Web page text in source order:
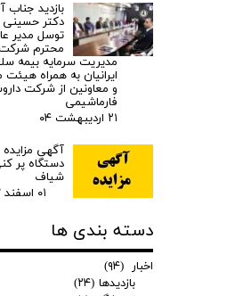
بازدید جناب
دکتر حسینی
توسل مدیر
محترم
مدیریت سرمایه بیمه
ایرانیان به همراه هیئت
و معاونین از شرکت
فارماشیمی
۲۱ اردیبهشت ۰۴
آگهی مزایده
دستگاه پر
شیاف
۰۱ اسفند ۰۳
دسته بندی ها
اخبار (۹۴)
بازدیدها (۲۴)